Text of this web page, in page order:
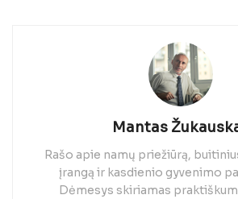
Mantas
Rašo apie namų priežiūrą,
įrangą ir kasdienio gyvenimo
Dėmesys skiriamas